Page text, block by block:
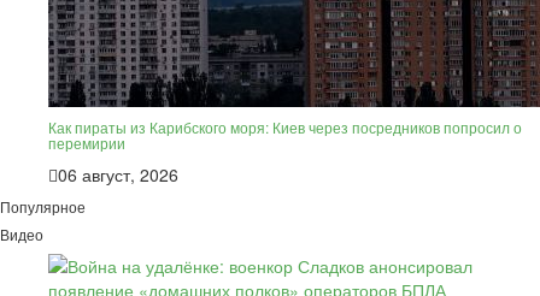
Как пираты из Карибского моря: Киев через посредников попросил о
перемирии
06 август, 2026
Популярное
Видео